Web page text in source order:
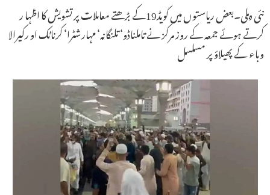
نئی دہلی۔بعض ریاستوں میں کویڈ19کے بڑھتے معاملات پر تشویش کا اظہا ر
کرتے ہوئے جمعہ کے روز مرکز نے تاملناڈو‘ تلنگانہ‘ مہارشٹرا‘ کرناٹک او رکیرالا
وباء کے پھیلاؤ پر مسلسل